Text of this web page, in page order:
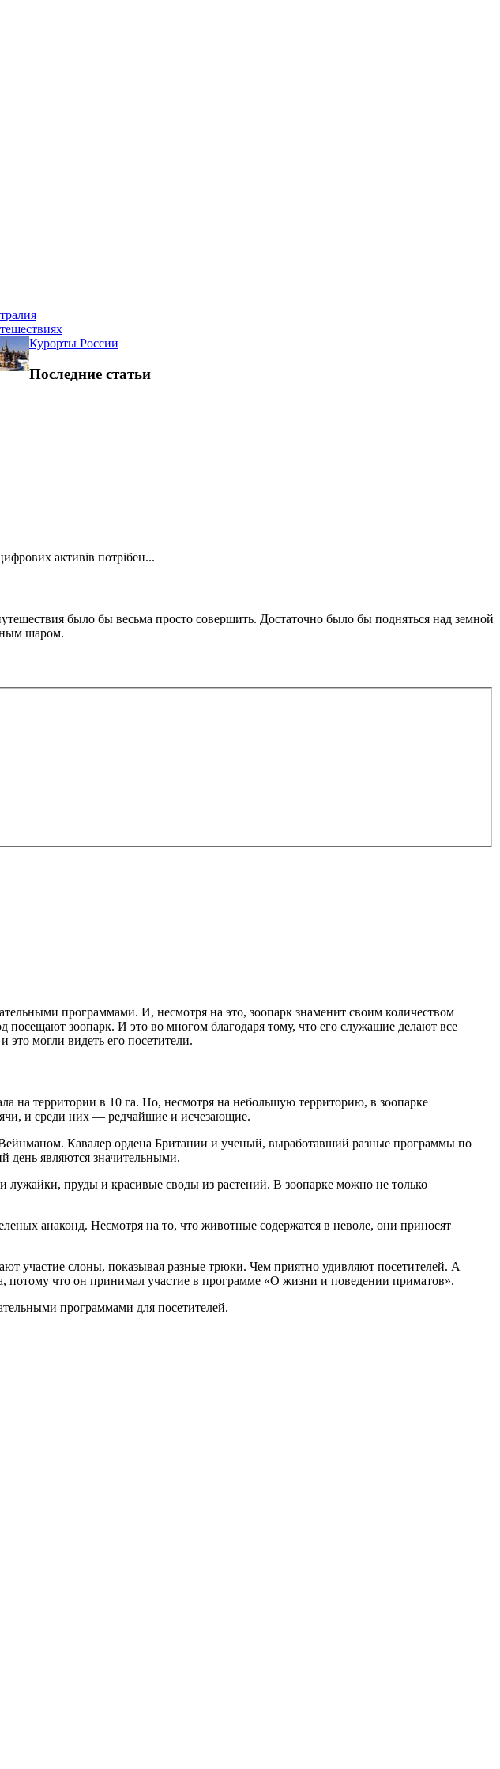
Курорты России
Последние статьи
активів потрібен...
было бы весьма просто совершить. Достаточно было бы подняться над земной
шаром.
программами. И, несмотря на это, зоопарк знаменит своим количеством
зоопарк. И это во многом благодаря тому, что его служащие делают все
могли видеть его посетители.
на территории в 10 га. Но, несмотря на небольшую территорию, в зоопарке
и среди них — редчайшие и исчезающие.
Кавалер ордена Британии и ученый, выработавший разные программы по
день являются значительными.
пруды и красивые своды из растений. В зоопарке можно не только
анаконд. Несмотря на то, что животные содержатся в неволе, они приносят
участие слоны, показывая разные трюки. Чем приятно удивляют посетителей. А
что он принимал участие в программе «О жизни и поведении приматов».
программами для посетителей.